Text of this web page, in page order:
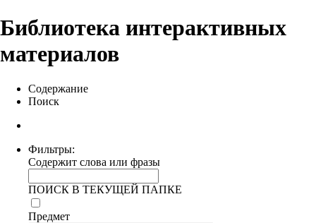
Библиотека интерактивных
материалов
Содержание
Поиск
Фильтры:
Содержит слова или фразы
ПОИСК В ТЕКУЩЕЙ ПАПКЕ
Предмет